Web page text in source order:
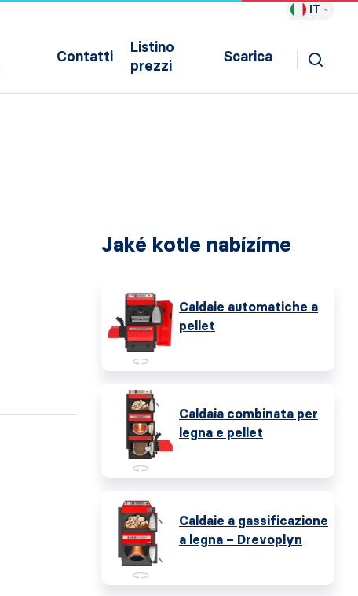
IT
Contatti
Listino
prezzi
Scarica
Jaké kotle nabízíme
Caldaie automatiche a
pellet
Caldaia combinata per
legna e pellet
Caldaie a gassificazione
a legna – Drevoplyn